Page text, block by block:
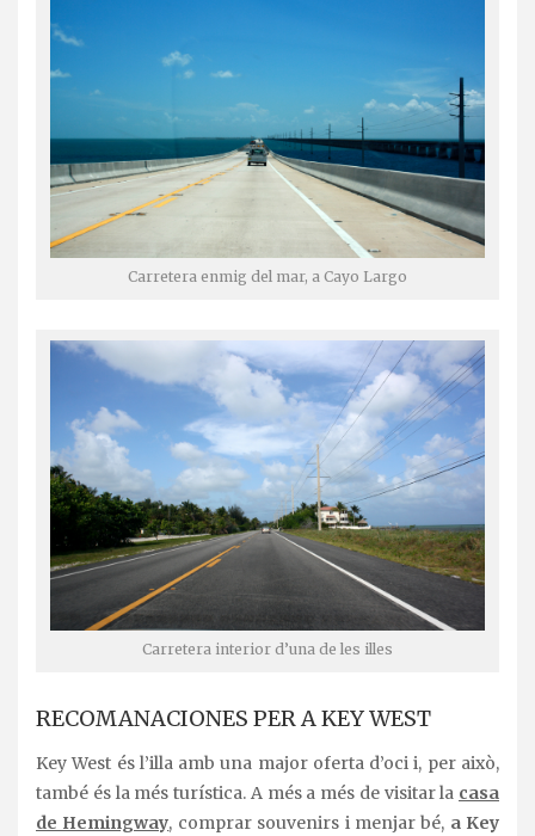
Carretera enmig del mar, a Cayo Largo
Carretera interior d’una de les illes
RECOMANACIONES PER A KEY WEST
Key West és l’illa amb una major oferta d’oci i, per això,
també és la més turística. A més a més de visitar la casa
de Hemingway, comprar souvenirs i menjar bé, a Key